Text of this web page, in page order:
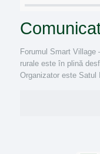
Forumul Smart Village
rurale este în plină
Organizator este